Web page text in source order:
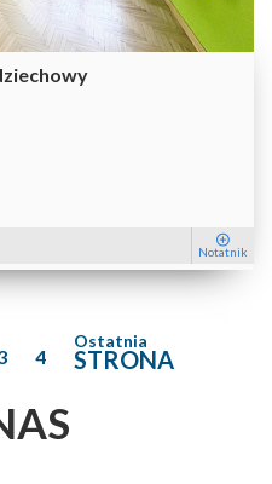
Notatnik
4
Ostatnia
STRONA